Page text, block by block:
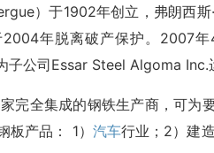
）于1902年创立，弗朗西
年脱离破产保护。2007
子公司Essar Steel Algoma Inc.
完全集成的钢铁生产商，可为
产品： 1） 汽车行业；2）建